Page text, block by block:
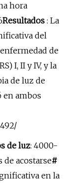
hora
Resultados : La
del
de
I, II y IV, y la
de luz de
ambos
de luz: 4000-
de acostarse#
en la